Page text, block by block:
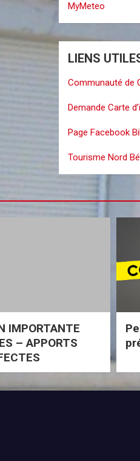
MyMeteo
LIENS
Communauté de
Demande Carte
Page Facebook
Tourisme Nord
IMPORTANTE
– APPORTS